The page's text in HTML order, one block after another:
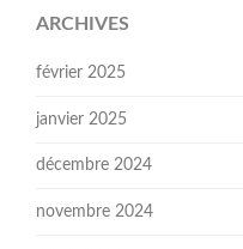
ARCHIVES
février 2025
janvier 2025
décembre 2024
novembre 2024